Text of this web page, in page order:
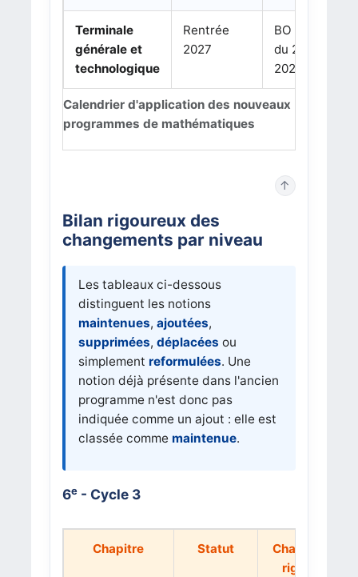
Calendrier d'application des nouveaux
programmes de mathématiques
Terminale
générale et
technologique
Rentrée
2027
BO n°14
du 2 avril
2026
↑
Bilan rigoureux des
changements par niveau
Les tableaux ci-dessous
distinguent les notions
maintenues, ajoutées,
supprimées, déplacées ou
simplement reformulées. Une
notion déjà présente dans l'ancien
programme n'est donc pas
indiquée comme un ajout : elle est
classée comme maintenue.
6e- Cycle 3
Chapitre Statut
Changement
rigoureux